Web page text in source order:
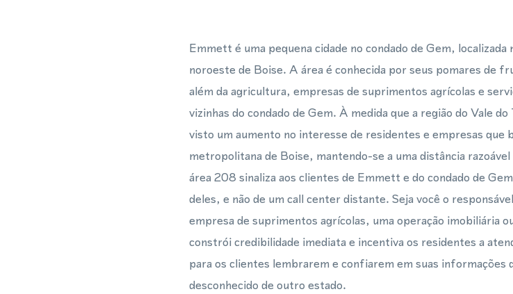
Emmett é uma pequena cidade no condado de Gem,
noroeste de Boise. A área é conhecida por seus pomares de
além da agricultura, empresas de suprimentos agrícolas e
vizinhas do condado de Gem. À medida que a região do Vale
visto um aumento no interesse de residentes e empresas que
metropolitana de Boise, mantendo-se a uma distância
área 208 sinaliza aos clientes de Emmett e do condado de
deles, e não de um call center distante. Seja você o
empresa de suprimentos agrícolas, uma operação imobiliária
constrói credibilidade imediata e incentiva os residentes a
para os clientes lembrarem e confiarem em suas informações
desconhecido de outro estado.